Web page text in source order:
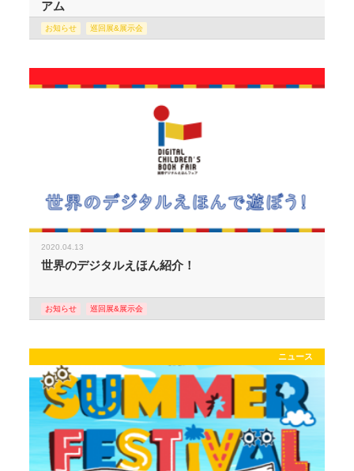
アム
お知らせ 巡回展&展示会
2020.04.13
世界のデジタルえほん紹介！
お知らせ 巡回展&展示会
ニュース